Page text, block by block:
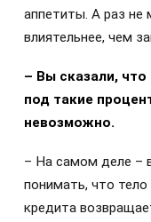
аппетиты. А раз не
влиятельнее, чем
– Вы сказали,
под такие
невозможно.
– На самом деле –
понимать, что тело
кредита